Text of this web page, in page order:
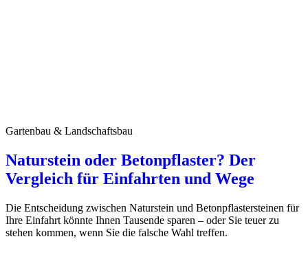
Gartenbau & Landschaftsbau
Naturstein oder Betonpflaster? Der
Vergleich für Einfahrten und Wege
Die Entscheidung zwischen Naturstein und Betonpflastersteinen für
Ihre Einfahrt könnte Ihnen Tausende sparen – oder Sie teuer zu
stehen kommen, wenn Sie die falsche Wahl treffen.